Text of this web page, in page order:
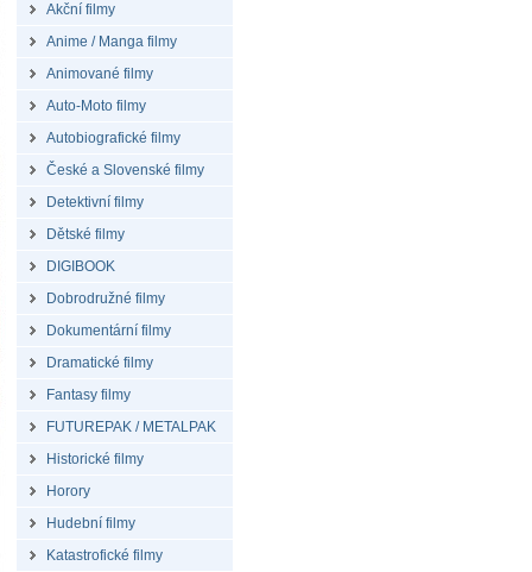
Akční filmy
Anime / Manga filmy
Animované filmy
Auto-Moto filmy
Autobiografické filmy
České a Slovenské filmy
Detektivní filmy
Dětské filmy
DIGIBOOK
Dobrodružné filmy
Dokumentární filmy
Dramatické filmy
Fantasy filmy
FUTUREPAK / METALPAK
Historické filmy
Horory
Hudební filmy
Katastrofické filmy